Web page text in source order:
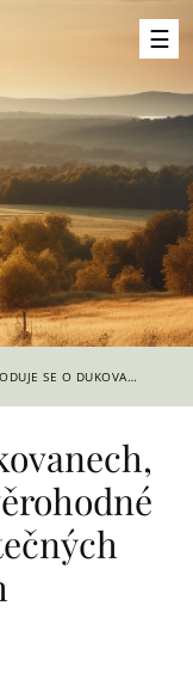
ROZHODUJE SE O DUKOVANECH, ALE NA STOLE CHYBÍ VĚROHODNÉ INFORMACE O SKUTEČNÝCH NÁKLADECH